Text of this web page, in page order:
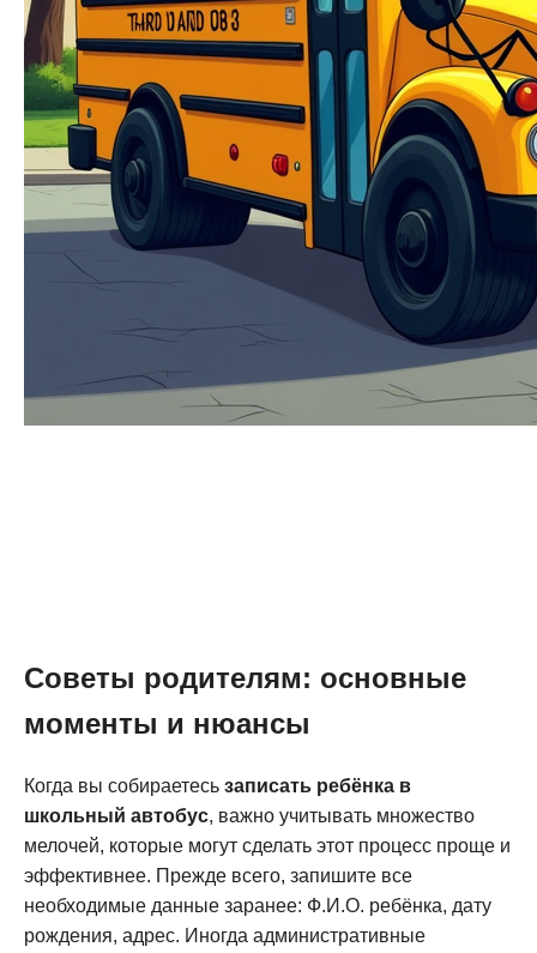
Советы родителям: основные
моменты и нюансы
Когда вы собираетесь записать ребёнка в
школьный автобус, важно учитывать множество
мелочей, которые могут сделать этот процесс проще и
эффективнее. Прежде всего, запишите все
необходимые данные заранее: Ф.И.О. ребёнка, дату
рождения, адрес. Иногда административные